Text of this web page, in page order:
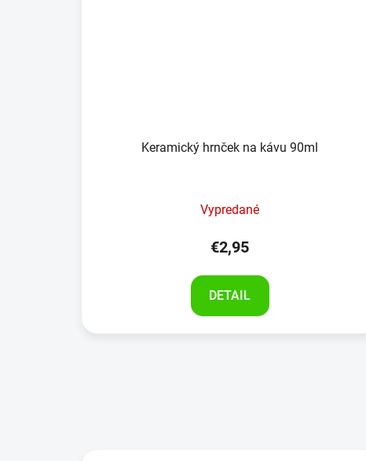
Keramický hrnček na kávu 90ml
Vypredané
€2,95
DETAIL